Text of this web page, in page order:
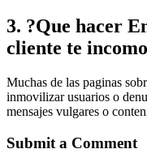
3. ?Que hacer
cliente te
Muchas de las paginas
inmovilizar usuarios o
mensajes vulgares o
Submit a Comment